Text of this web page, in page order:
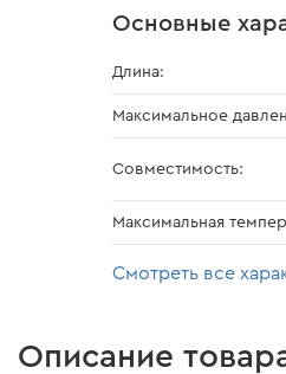
Основные
Длина:
Максимальное
Совместимость:
Максимальная
Смотреть все
Описание